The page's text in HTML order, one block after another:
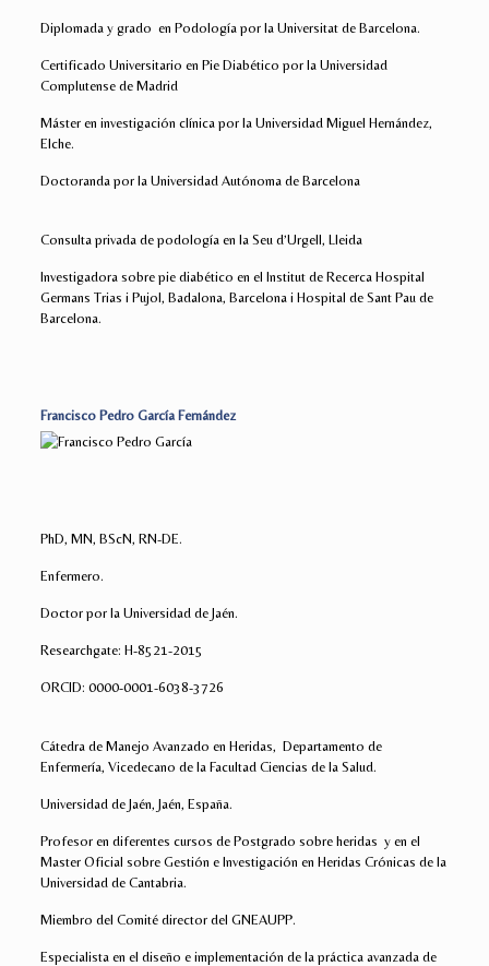
Diplomada y grado en Podología por la Universitat de Barcelona.
Certificado Universitario en Pie Diabético por la Universidad
Complutense de Madrid
Máster en investigación clínica por la Universidad Miguel Hernández,
Elche.
Doctoranda por la Universidad Autónoma de Barcelona
Consulta privada de podología en la Seu d’Urgell, Lleida
Investigadora sobre pie diabético en el Institut de Recerca Hospital
Germans Trias i Pujol, Badalona, Barcelona i Hospital de Sant Pau de
Barcelona.
Francisco Pedro García Fernández
PhD, MN, BScN, RN-DE.
Enfermero.
Doctor por la Universidad de Jaén.
Researchgate: H-8521-2015
ORCID: 0000-0001-6038-3726
Cátedra de Manejo Avanzado en Heridas, Departamento de
Enfermería, Vicedecano de la Facultad Ciencias de la Salud.
Universidad de Jaén, Jaén, España.
Profesor en diferentes cursos de Postgrado sobre heridas y en el
Master Oficial sobre Gestión e Investigación en Heridas Crónicas de la
Universidad de Cantabria.
Miembro del Comité director del GNEAUPP.
Especialista en el diseño e implementación de la práctica avanzada de